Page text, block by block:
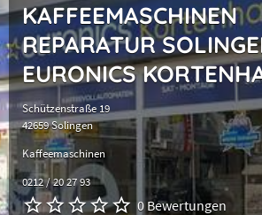
KAFFEEMASCHINEN
REPARATUR
EURONICS
Schützenstraße 19
42659 Solingen
Kaffeemaschinen
0212 / 20 27 93
0 Bewertungen